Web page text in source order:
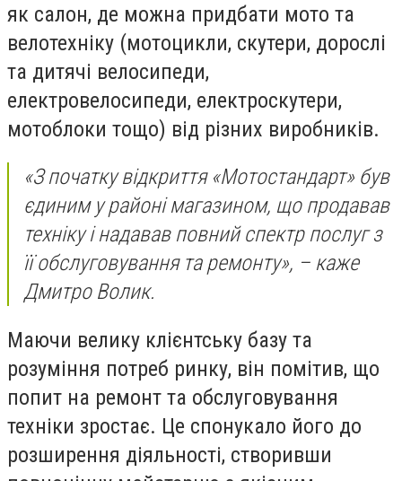
як салон, де можна придбати мото та
велотехніку (мотоцикли, скутери, дорослі
та дитячі велосипеди,
електровелосипеди, електроскутери,
мотоблоки тощо) від різних виробників.
«З початку відкриття «Мотостандарт» був
єдиним у районі магазином, що продавав
техніку і надавав повний спектр послуг з
її обслуговування та ремонту», – каже
Дмитро Волик.
Маючи велику клієнтську базу та
розуміння потреб ринку, він помітив, що
попит на ремонт та обслуговування
техніки зростає. Це спонукало його до
розширення діяльності, створивши